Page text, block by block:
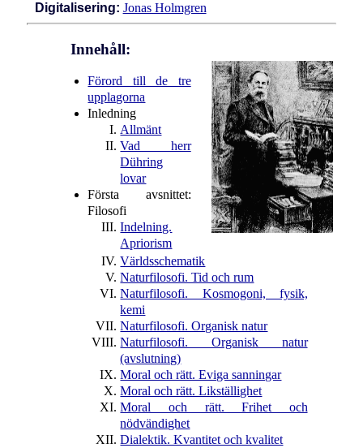
Digitalisering: Jonas Holmgren
Innehåll:
Förord till de tre
upplagorna
Inledning
Allmänt
Vad herr
Dühring
lovar
Första avsnittet:
Filosofi
Indelning.
Apriorism
Världsschematik
Naturfilosofi. Tid och rum
Naturfilosofi. Kosmogoni, fysik,
kemi
Naturfilosofi. Organisk natur
Naturfilosofi. Organisk natur
(avslutning)
Moral och rätt. Eviga sanningar
Moral och rätt. Likställighet
Moral och rätt. Frihet och
nödvändighet
Dialektik. Kvantitet och kvalitet